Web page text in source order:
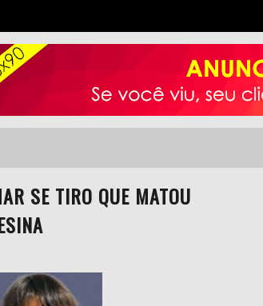
SE TIRO QUE MATOU